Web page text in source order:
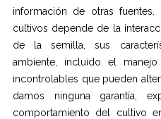
información de otras
cultivos depende de la
de la semilla, sus
ambiente, incluido el
incontrolables que pueden
damos ninguna garantía,
comportamiento del cultivo